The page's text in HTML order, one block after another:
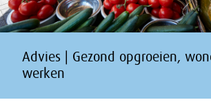
Advies | Gezond opgroeien,
werken